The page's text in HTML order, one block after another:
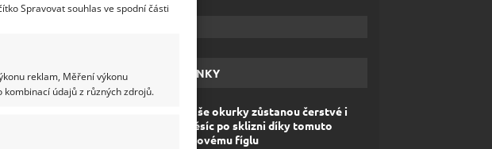
Spravovat souhlas ve spodní části
reklam, Měření výkonu
údajů z různých zdrojů.
ŽHAVÉ NOVINKY
Vaše okurky zůstanou čerstvé i
měsíc po sklizni díky tomuto
lidovému fíglu